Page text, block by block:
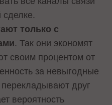
только с
. Так они экономят
своим процентом от
за невыгодные
друг
вероятность